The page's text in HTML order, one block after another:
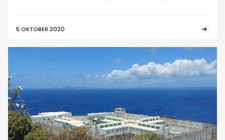
5 OKTOBER 2020